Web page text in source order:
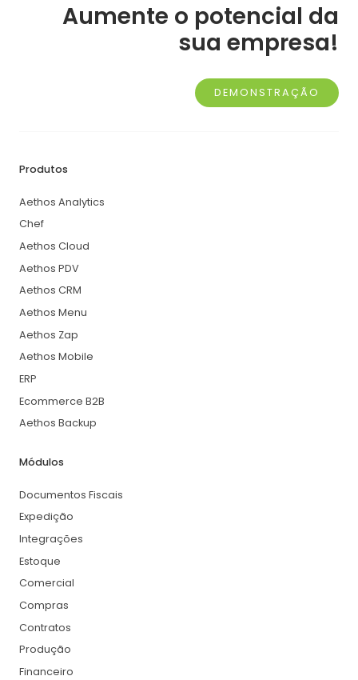
Aumente o potencial da
sua empresa!
DEMONSTRAÇÃO
Produtos
Aethos Analytics
Chef
Aethos Cloud
Aethos PDV
Aethos CRM
Aethos Menu
Aethos Zap
Aethos Mobile
ERP
Ecommerce B2B
Aethos Backup
Módulos
Documentos Fiscais
Expedição
Integrações
Estoque
Comercial
Compras
Contratos
Produção
Financeiro